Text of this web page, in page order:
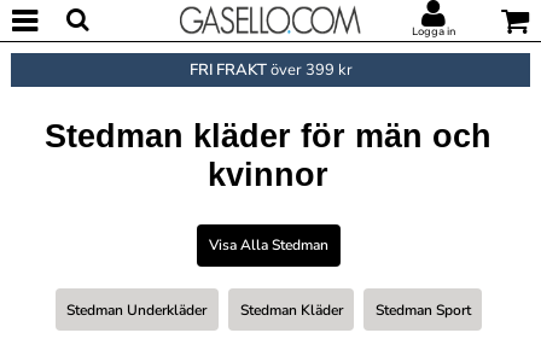
Logga in
FRI FRAKTöver 399 kr
Stedman kläder för män och
kvinnor
Visa Alla Stedman
Stedman Underkläder Stedman Kläder Stedman Sport